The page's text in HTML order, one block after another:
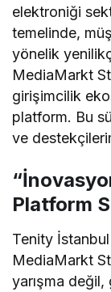
elektroniği
temelinde,
yönelik
MediaMarkt
girişimcilik
platform. Bu
ve
Platform
Tenity
MediaMarkt
yarışma değil,